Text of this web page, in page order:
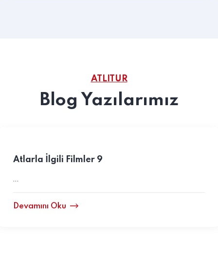
ATLITUR
Blog Yazılarımız
Atlarla İlgili Filmler 9
…
Devamını Oku